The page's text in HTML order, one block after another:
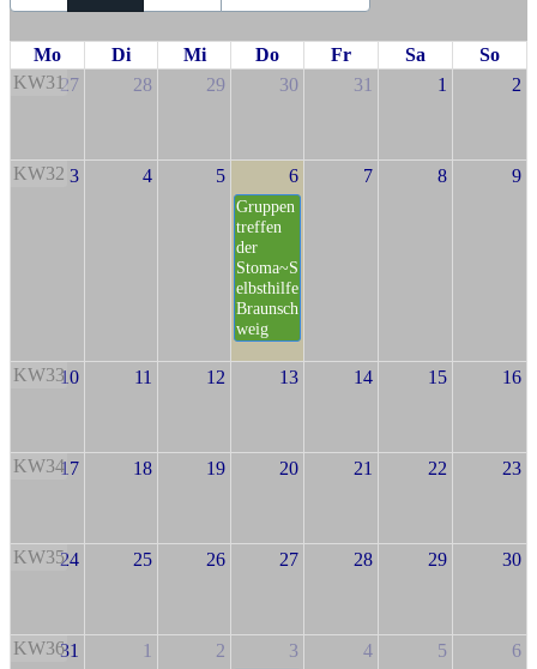
Mo Di Mi Do Fr Sa
So
KW3127 28 29 30 31 1 2
KW32 3 4 5 6
Gruppen
treffen
der
Stoma~S
elbsthilfe
Braunsch
weig
7 8 9
KW3310 11 12 13 14 15 16
KW3417 18 19 20 21 22 23
KW3524 25 26 27 28 29 30
KW3631 1 2 3 4 5 6